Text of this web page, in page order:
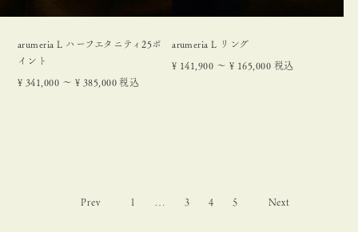
arumeria L ハーフエタニティ25ポ
イント
¥ 341,000 〜 ¥ 385,000 税込
arumeria L リング
¥ 141,900 〜 ¥ 165,000 税込
1 … 3 4 5